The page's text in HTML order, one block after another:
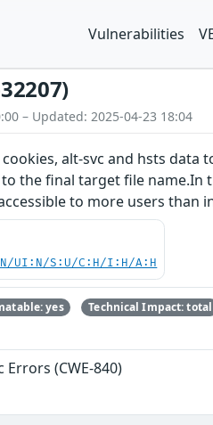
Vulnerabilities
– Updated: 2025-04-23 18:04
cookies, alt-svc and hsts
the final target file
to more users than
UI:N/S:U/C:H/I:H/A:H
yes Technical Impact: total
Errors (CWE-840)